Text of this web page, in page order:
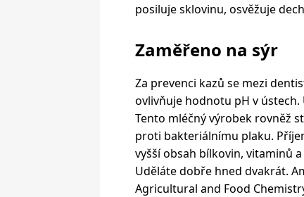
posiluje sklovinu, osvěžuje
Zaměřeno na sýr
Za prevenci kazů se mezi
ovlivňuje hodnotu pH v ústech.
Tento mléčný výrobek rovněž
proti bakteriálnímu plaku.
vyšší obsah bílkovin, vitaminů
Uděláte dobře hned dvakrát.
Agricultural and Food